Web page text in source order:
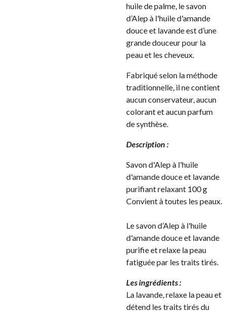
huile de palme, le savon
d’Alep à l'huile d'amande
douce et lavande est d’une
grande douceur pour la
peau et les cheveux.
Fabriqué selon la méthode
traditionnelle, il ne contient
aucun conservateur, aucun
colorant et aucun parfum
de synthèse.
Description :
Savon d'Alep à l'huile
d'amande douce et lavande
purifiant relaxant 100 g
Convient à toutes les peaux.
Le savon d’Alep à l'huile
d'amande douce et lavande
purifie et relaxe la peau
fatiguée par les traits tirés.
Les ingrédients :
La lavande, relaxe la peau et
détend les traits tirés du